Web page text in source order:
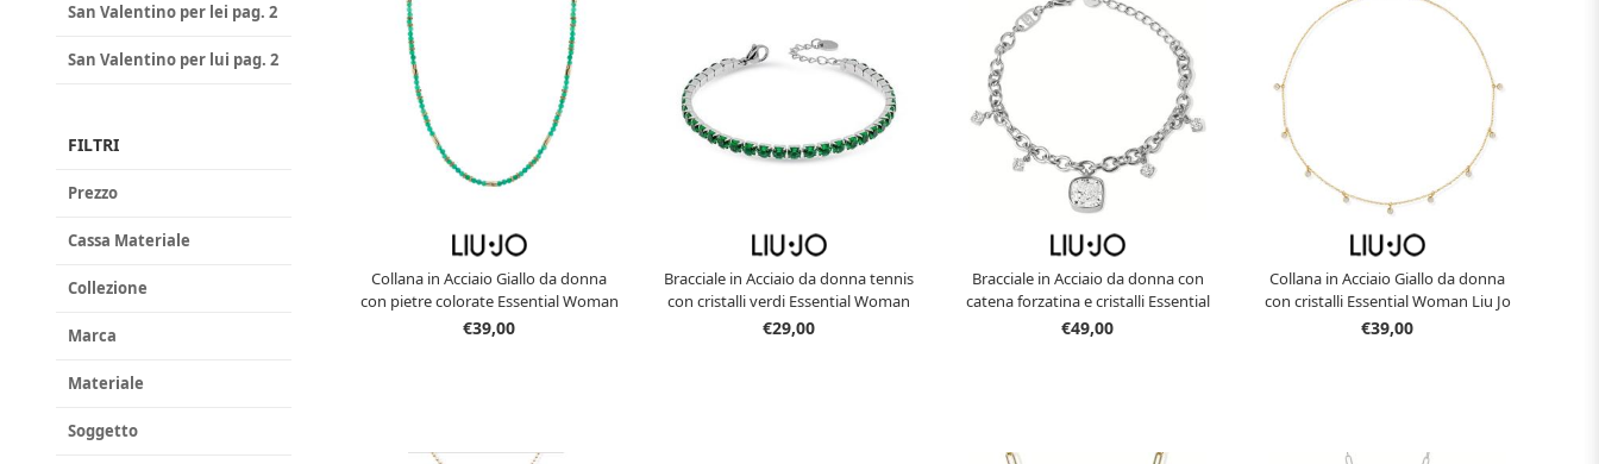
San Valentino per lei pag. 2
San Valentino per lui pag. 2
FILTRI
Prezzo
Cassa Materiale
Collezione
Marca
Materiale
Soggetto
Collana in Acciaio Giallo da donna
con pietre colorate Essential Woman
Liu Jo LJ2898
€39,00
Bracciale in Acciaio da donna tennis
con cristalli verdi Essential Woman
Liu Jo LJ2420
€29,00
Bracciale in Acciaio da donna con
catena forzatina e cristalli Essential
Woman Liu Jo LJ2886
€49,00
Collana in Acciaio Giallo da donna
con cristalli Essential Woman Liu Jo
LJ2840
€39,00